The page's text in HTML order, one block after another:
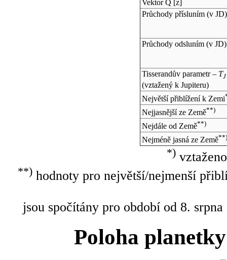
Vektor Q [z]
Průchody přísluním (v JD)
Průchody odsluním (v JD)
Tisserandův parametr – TJ
(vztažený k Jupiteru)
Největší přiblížení k Zemi
Nejjasnější ze Země**)
Nejdále od Země**)
Nejméně jasná ze Země**)
*)
**)hodnoty pro největší/nejmenší
jsou spočítány pro období od 8.
Poloha